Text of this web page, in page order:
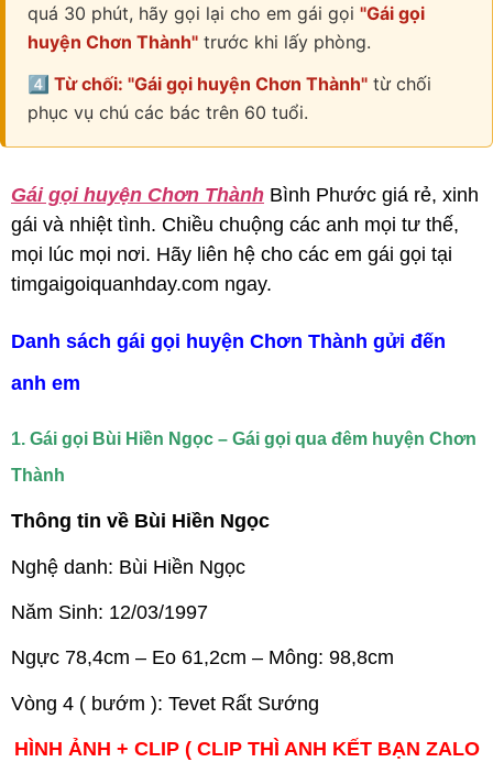
quá 30 phút, hãy gọi lại cho em gái gọi "Gái gọi
huyện Chơn Thành" trước khi lấy phòng.
4️⃣ Từ chối: "Gái gọi huyện Chơn Thành" từ chối
phục vụ chú các bác trên 60 tuổi.
Gái gọi huyện Chơn Thành Bình Phước giá rẻ, xinh
gái và nhiệt tình. Chiều chuộng các anh mọi tư thế,
mọi lúc mọi nơi. Hãy liên hệ cho các em gái gọi tại
timgaigoiquanhday.com ngay.
Danh sách gái gọi huyện Chơn Thành gửi đến
anh em
1. Gái gọi Bùi Hiền Ngọc – Gái gọi qua đêm huyện Chơn
Thành
Thông tin về Bùi Hiền Ngọc
Nghệ danh: Bùi Hiền Ngọc
Năm Sinh: 12/03/1997
Ngực 78,4cm – Eo 61,2cm – Mông: 98,8cm
Vòng 4 ( bướm ): Tevet Rất Sướng
HÌNH ẢNH + CLIP ( CLIP THÌ ANH KẾT BẠN ZALO